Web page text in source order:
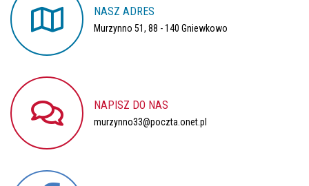
NASZ ADRES
Murzynno 51, 88 - 140 Gniewkowo
NAPISZ DO NAS
murzynno33@poczta.onet.pl